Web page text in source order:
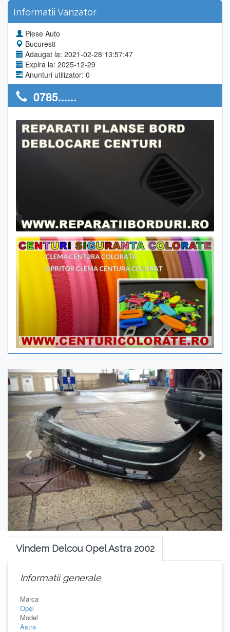
Informatii Vanzator
Piese Auto
Bucuresti
Adaugat la: 2021-02-28 13:57:47
Expira la: 2025-12-29
Anunturi utilizator: 0
0785......
Previous Next
Vindem Delcou Opel Astra 2002
Informatii generale
Marca
Opel
Model
Astra